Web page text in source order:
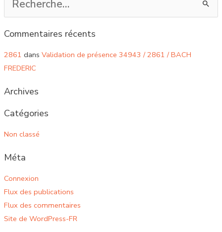
Rechercher :
Commentaires récents
2861 dans Validation de présence 34943 / 2861 / BACH
FREDERIC
Archives
Catégories
Non classé
Méta
Connexion
Flux des publications
Flux des commentaires
Site de WordPress-FR